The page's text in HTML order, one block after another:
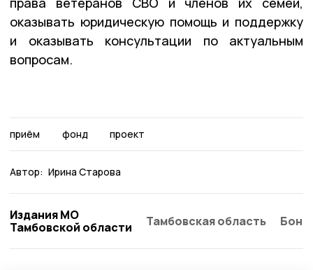
оказывать юридическую помощь и поддержку
и оказывать консультации по актуальным
вопросам.
приём фонд проект
Автор: Ирина Старова
Издания МО
Тамбовской области
Тамбовская область